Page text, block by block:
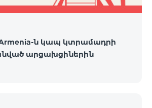
Armenia-ն կապ կտրամադրի
արցախցիներին